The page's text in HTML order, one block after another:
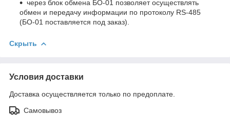
через блок обмена БО-01 позволяет осуществлять
обмен и передачу информации по протоколу RS-485
(БО-01 поставляется под заказ).
Скрыть
Условия доставки
Доставка осуществляется только по предоплате.
Самовывоз